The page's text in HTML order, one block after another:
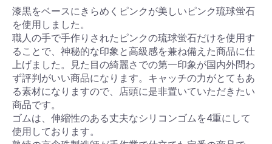
漆黒をベースにきらめくピンクが美しいピンク琉球蛍石
を使用しました。
職人の手で手作りされたピンクの琉球蛍石だけを使用す
ることで、神秘的な印象と高級感を兼ね備えた商品に仕
上げました。見た目の綺麗さでの第一印象が国内外問わ
ず評判がいい商品になります。キャッチの力がとてもあ
る素材になりますので、店頭に是非置いていただきたい
商品です。
ゴムは、伸縮性のある丈夫なシリコンゴムを4重にして
使用しております。